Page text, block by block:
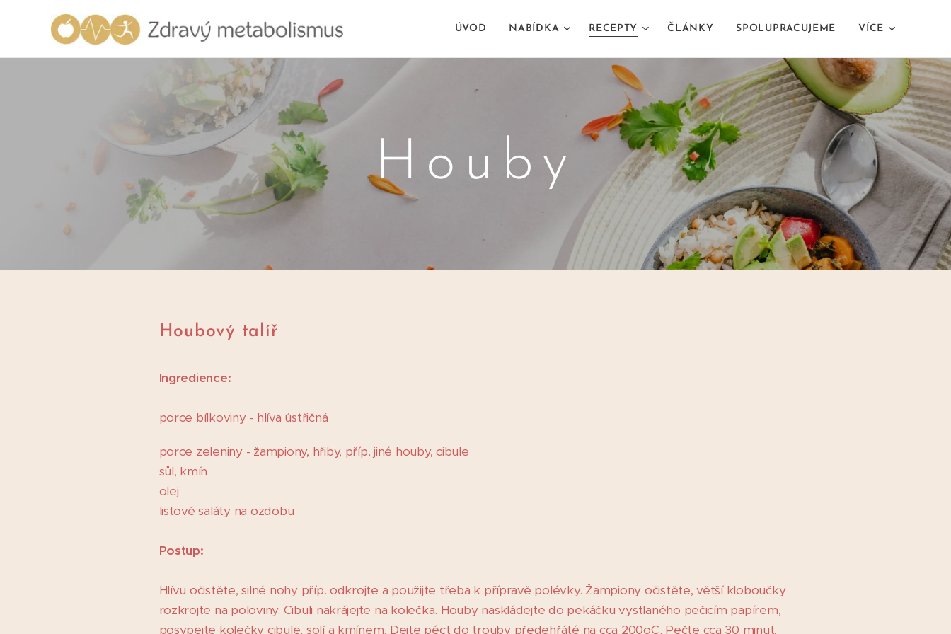
ÚVOD NABÍDKA RECEPTY ČLÁNKY SPOLUPRACUJEME VÍCE
Houby
Houbový talíř
Ingredience:
porce bílkoviny - hlíva ústřičná
porce zeleniny - žampiony, hřiby, příp. jiné houby, cibule
sůl, kmín
olej
listové saláty na ozdobu
Postup:
Hlívu očistěte, silné nohy příp. odkrojte a použijte třeba k přípravě polévky. Žampiony očistěte, větší kloboučky
rozkrojte na poloviny. Cibuli nakrájejte na kolečka. Houby naskládejte do pekáčku vystlaného pečicím papírem,
posypejte kolečky cibule, solí a kmínem. Dejte péct do trouby předehřáté na cca 200oC. Pečte cca 30 minut,